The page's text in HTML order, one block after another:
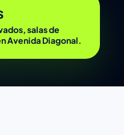
salas de
Avenida Diagonal.